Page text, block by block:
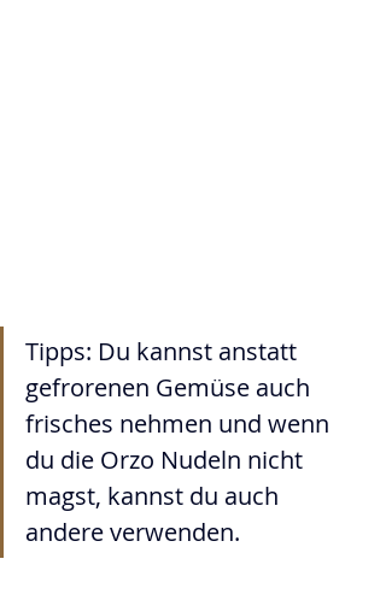
Tipps: Du kannst anstatt
gefrorenen Gemüse auch
frisches nehmen und wenn
du die Orzo Nudeln nicht
magst, kannst du auch
andere verwenden.